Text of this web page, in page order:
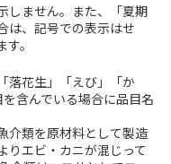
しません。また、「夏期
は、記号での表示はせ
。
落花生」「えび」「か
含んでいる場合に品目名
介類を原材料として製造
りエビ・カニが混じって